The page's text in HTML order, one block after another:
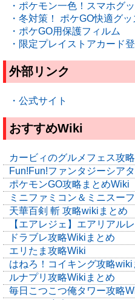
・ポケモン一色！スマホグ
・冬対策！ ポケGO快適グッ
・ポケGO用保護フィルム
・限定プレイストアカード
外部リンク
・公式サイト
おすすめWiki
カービィのグルメフェス攻
Fun!Fun!ファンタジーシア
ポケモンGO攻略まとめWiki
ミニファミコン＆ミニスー
天華百剣 斬 攻略wikiまとめ
【エアレジェ】エアリアル
ドラブレ攻略Wikiまとめ
エリたま攻略Wiki
はねろ！コイキング攻略wiki
ルナプリ攻略Wikiまとめ
毎日こつこつ俺タワー攻略